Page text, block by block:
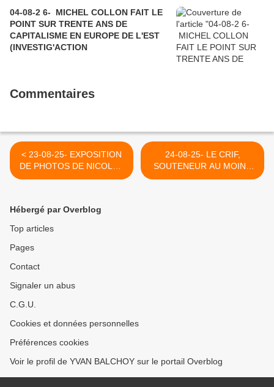
04-08-2 6- MICHEL COLLON FAIT LE
POINT SUR TRENTE ANS DE
CAPITALISME EN EUROPE DE L'EST
(INVESTIG'ACTION
Commentaires
< 23-08-25- EXPOSITION
DE PHOTOS DE NICOLAS
LEURENT (SEPTEMBRE
24-08-25- LE CRIF,
SOUTENEUR AU MOINS
PASSIF DES MASSACRES
Hébergé par Overblog
Top articles
Pages
Contact
Signaler un abus
C.G.U.
Cookies et données personnelles
Préférences cookies
Voir le profil de YVAN BALCHOY sur le portail Overblog